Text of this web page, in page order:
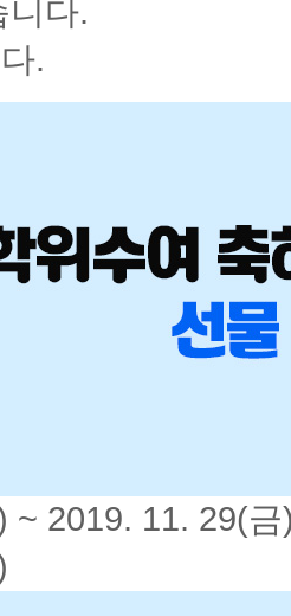
니다.
.
~ 2019. 11. 29(금